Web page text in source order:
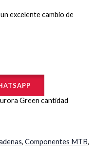
excelente cambio de
Green cantidad
, Componentes MTB,